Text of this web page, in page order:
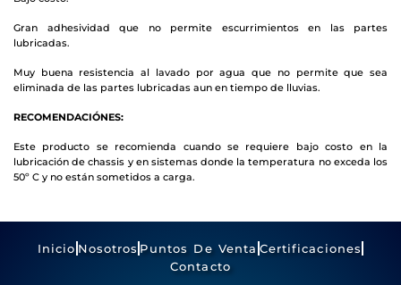
Gran adhesividad que no permite escurrimientos en las partes
lubricadas.
Muy buena resistencia al lavado por agua que no permite que sea
eliminada de las partes lubricadas aun en tiempo de lluvias.
RECOMENDACIÓNES:
Este producto se recomienda cuando se requiere bajo costo en la
lubricación de chassis y en sistemas donde la temperatura no exceda los
50º C y no están sometidos a carga.
Inicio Nosotros Puntos De Venta Certificaciones
Contacto